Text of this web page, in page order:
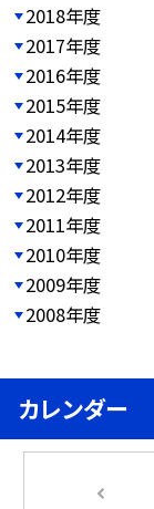
2018年度
2017年度
2016年度
2015年度
2014年度
2013年度
2012年度
2011年度
2010年度
2009年度
2008年度
カレンダー